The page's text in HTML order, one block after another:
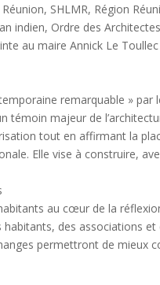
SHLMR, Région
indien, Ordre des
au maire Annick Le
remarquable » par
témoin majeur de
tout en affirmant la
Elle vise à construire,
au cœur de la
des associations
permettront de mieux